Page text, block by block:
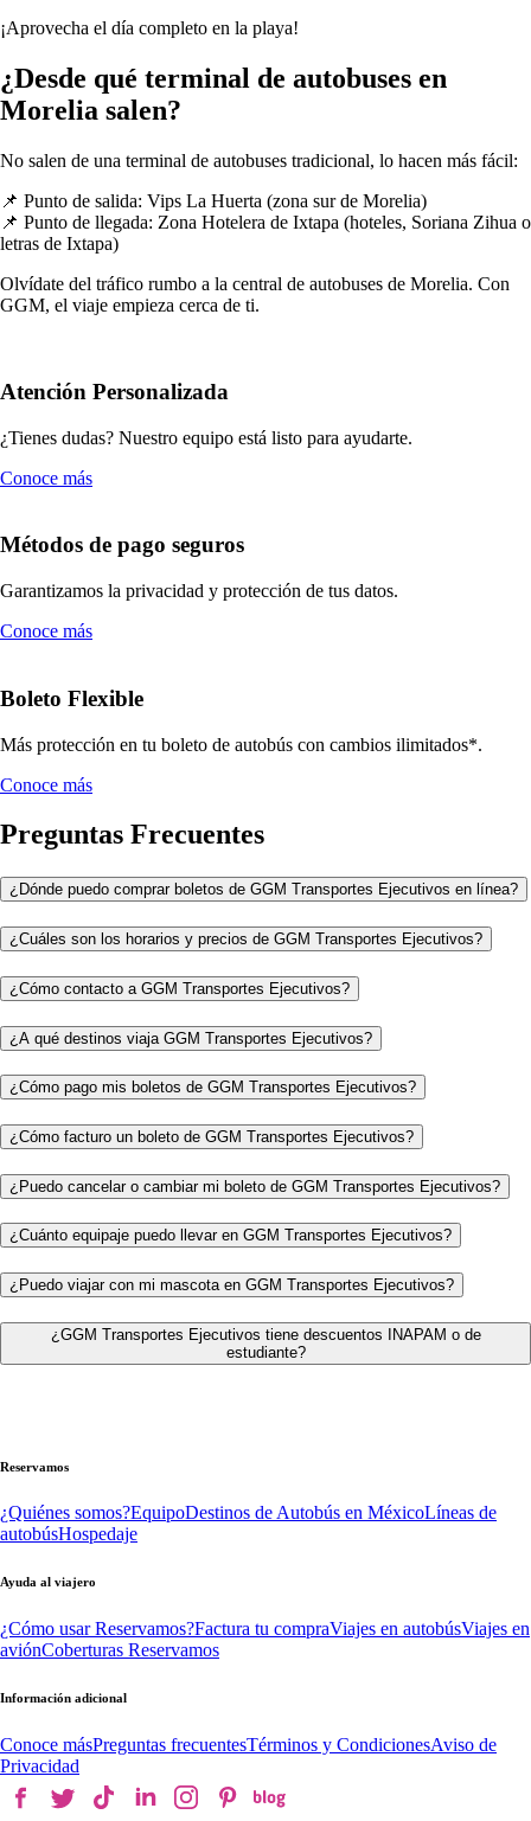
¡Aprovecha el día completo en la playa!
¿Desde qué terminal de autobuses en
Morelia salen?
No salen de una terminal de autobuses tradicional, lo hacen más fácil:
📌 Punto de salida: Vips La Huerta (zona sur de Morelia)
📌 Punto de llegada: Zona Hotelera de Ixtapa (hoteles, Soriana Zihua o
letras de Ixtapa)
Olvídate del tráfico rumbo a la central de autobuses de Morelia. Con
GGM, el viaje empieza cerca de ti.
Atención Personalizada
¿Tienes dudas? Nuestro equipo está listo para ayudarte.
Conoce más
Métodos de pago seguros
Garantizamos la privacidad y protección de tus datos.
Conoce más
Boleto Flexible
Más protección en tu boleto de autobús con cambios ilimitados*.
Conoce más
Preguntas Frecuentes
¿Dónde puedo comprar boletos de GGM Transportes Ejecutivos en línea?
¿Cuáles son los horarios y precios de GGM Transportes Ejecutivos?
¿Cómo contacto a GGM Transportes Ejecutivos?
¿A qué destinos viaja GGM Transportes Ejecutivos?
¿Cómo pago mis boletos de GGM Transportes Ejecutivos?
¿Cómo facturo un boleto de GGM Transportes Ejecutivos?
¿Puedo cancelar o cambiar mi boleto de GGM Transportes Ejecutivos?
¿Cuánto equipaje puedo llevar en GGM Transportes Ejecutivos?
¿Puedo viajar con mi mascota en GGM Transportes Ejecutivos?
¿GGM Transportes Ejecutivos tiene descuentos INAPAM o de
estudiante?
Reservamos
¿Quiénes somos?EquipoDestinos de Autobús en MéxicoLíneas de
autobúsHospedaje
Ayuda al viajero
¿Cómo usar Reservamos?Factura tu compraViajes en autobúsViajes en
aviónCoberturas Reservamos
Información adicional
Conoce másPreguntas frecuentesTérminos y CondicionesAviso de
Privacidad